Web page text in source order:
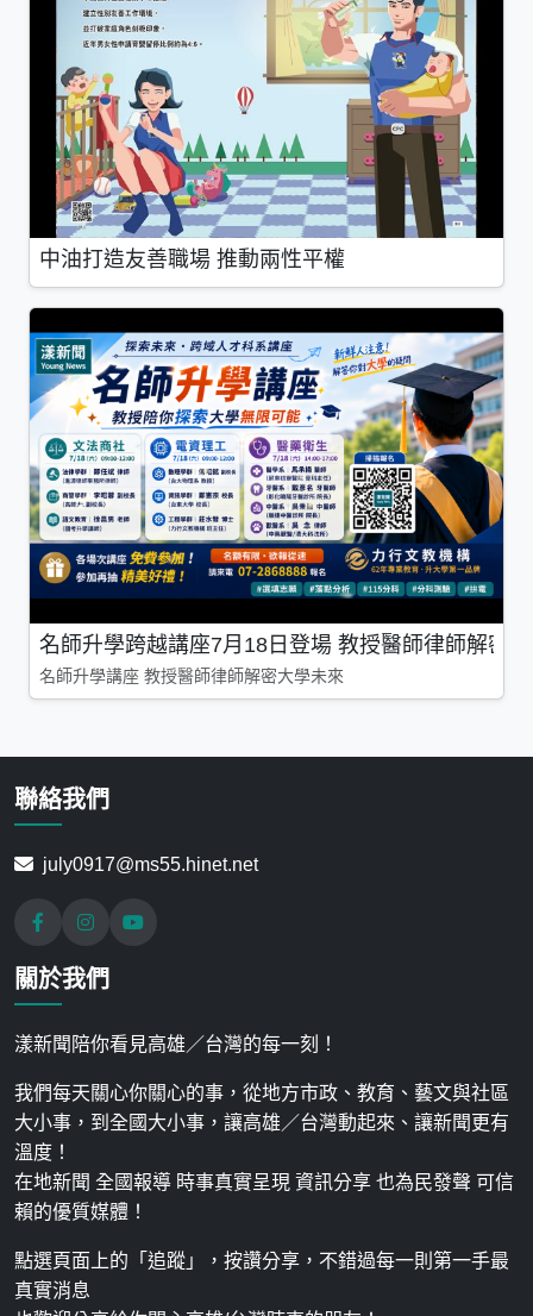
中油打造友善職場 推動兩性平權
名師升學跨越講座7月18日登場 教授醫師律師解密
名師升學講座 教授醫師律師解密大學未來
聯絡我們
july0917@ms55.hinet.net
關於我們
漾新聞陪你看見高雄／台灣的每一刻！
我們每天關心你關心的事，從地方市政、教育、藝文與社區
大小事，到全國大小事，讓高雄／台灣動起來、讓新聞更有
溫度！
在地新聞 全國報導 時事真實呈現 資訊分享 也為民發聲 可信
賴的優質媒體！
點選頁面上的「追蹤」，按讚分享，不錯過每一則第一手最
真實消息